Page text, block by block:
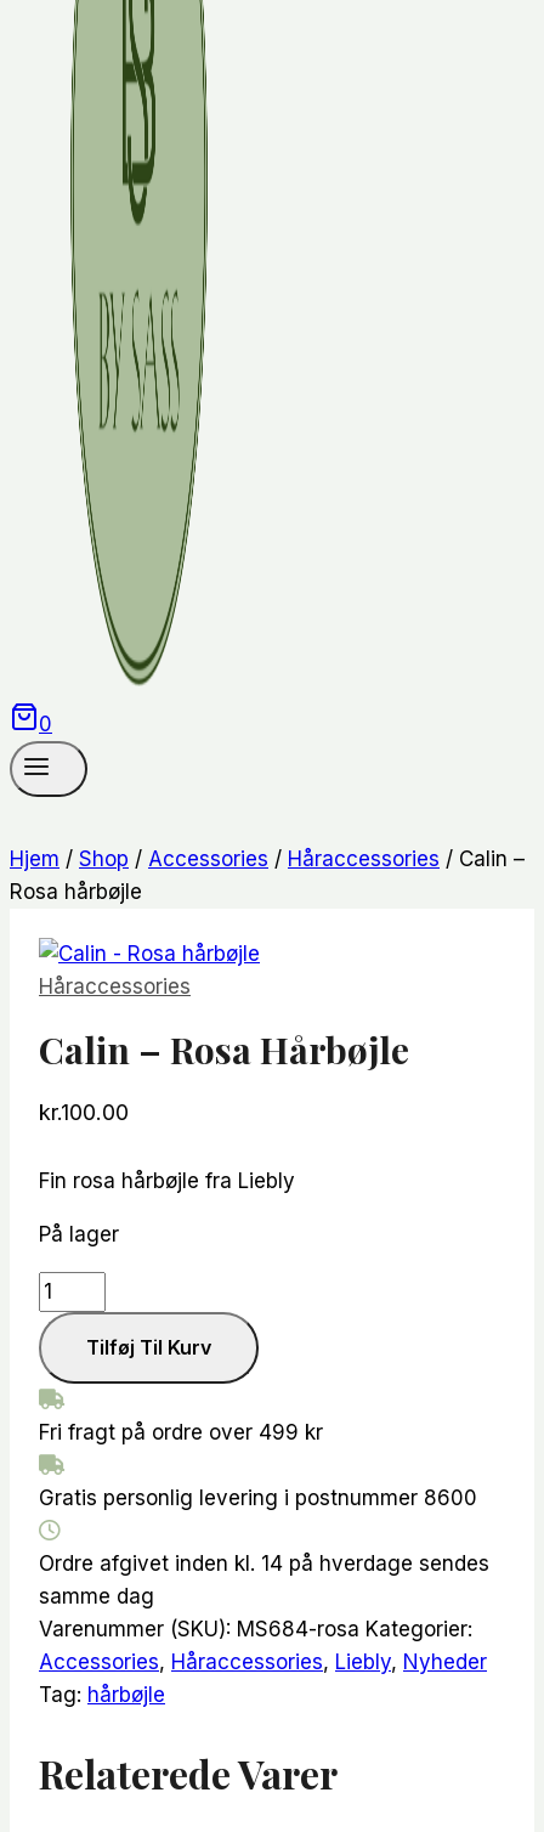
0
Hjem / Shop / Accessories / Håraccessories / Calin –
Rosa hårbøjle
Håraccessories
Calin – Rosa Hårbøjle
kr.100.00
Fin rosa hårbøjle fra Liebly
På lager
Calin
-
Rosa
hårbøjle
antal
Tilføj Til Kurv
Fri fragt på ordre over 499 kr
Gratis personlig levering i postnummer 8600
Ordre afgivet inden kl. 14 på hverdage sendes
samme dag
Varenummer (SKU): MS684-rosa Kategorier:
Accessories, Håraccessories, Liebly, Nyheder
Tag: hårbøjle
Relaterede Varer